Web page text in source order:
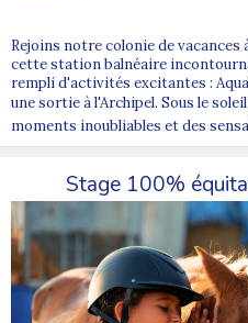
Rejoins notre colonie de vacances
cette station balnéaire
rempli d'activités excitantes :
une sortie à l'Archipel. Sous le
moments inoubliables et des
Stage 100%